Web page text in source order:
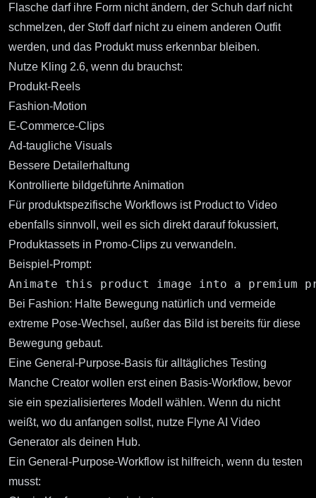
Flasche darf ihre Form nicht ändern, der Schuh darf nicht
schmelzen, der Stoff darf nicht zu einem anderen Outfit
werden, und das Produkt muss erkennbar bleiben.
Nutze Kling 2.6, wenn du brauchst:
Produkt-Reels
Fashion-Motion
E-Commerce-Clips
Ad-taugliche Visuals
Bessere Detailerhaltung
Kontrollierte bildgeführte Animation
Für produktspezifische Workflows ist Product to Video
ebenfalls sinnvoll, weil es sich direkt darauf fokussiert,
Produktassets in Promo-Clips zu verwandeln.
Beispiel-Prompt:
Bei Fashion: Halte Bewegung natürlich und vermeide
extreme Pose-Wechsel, außer das Bild ist bereits für diese
Bewegung gebaut.
Eine General-Purpose-Basis für alltägliches Testing
Manche Creator wollen erst einen Basis-Workflow, bevor
sie ein spezialisierteres Modell wählen. Wenn du nicht
weißt, wo du anfangen sollst, nutze Flyne AI Video
Generator als deinen Hub.
Ein General-Purpose-Workflow ist hilfreich, wenn du testen
musst: